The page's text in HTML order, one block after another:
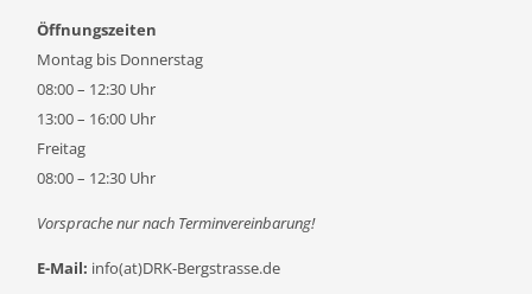
Öffnungszeiten
Montag bis Donnerstag
08:00 – 12:30 Uhr
13:00 – 16:00 Uhr
Freitag
08:00 – 12:30 Uhr
Vorsprache nur nach Terminvereinbarung!
E-Mail: info(at)DRK-Bergstrasse.de